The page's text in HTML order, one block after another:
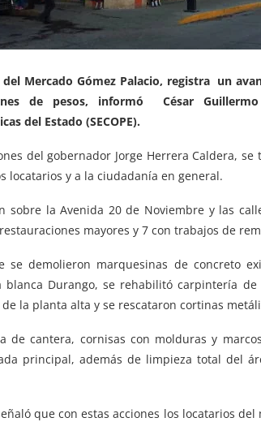
Mercado Gómez Palacio, registra un
de pesos, informó César Guillermo
del Estado (SECOPE).
del gobernador Jorge Herrera Caldera,
locatarios y a la ciudadanía en general.
sobre la Avenida 20 de Noviembre y las
mayores y 7 con trabajos de
se demolieron marquesinas de concreto
blanca Durango, se rehabilitó carpintería
la planta alta y se rescataron cortinas
de cantera, cornisas con molduras y
principal, además de limpieza total del
que con estas acciones los locatarios